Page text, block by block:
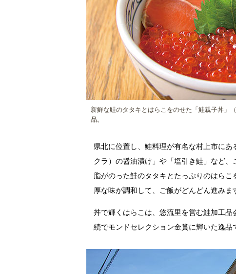
新鮮な鮭のタタキとはらこをのせた「鮭親子丼」
品。
県北に位置し、鮭料理が有名な村上市に
クラ）の醤油漬け」や「塩引き鮭」など、
脂がのった鮭のタタキとたっぷりのはら
厚な味が調和して、ご飯がどんどん進みま
丼で輝くはらこは、悠流里を営む鮭加工
続でモンドセレクション金賞に輝いた逸品